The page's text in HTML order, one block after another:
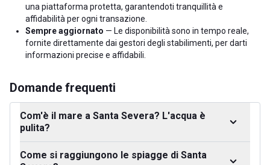
una piattaforma protetta, garantendoti tranquillità e
affidabilità per ogni transazione.
Sempre aggiornato — Le disponibilità sono in tempo reale,
fornite direttamente dai gestori degli stabilimenti, per darti
informazioni precise e affidabili.
Domande frequenti
Com'è il mare a Santa Severa? L'acqua è
pulita?
Come si raggiungono le spiagge di Santa